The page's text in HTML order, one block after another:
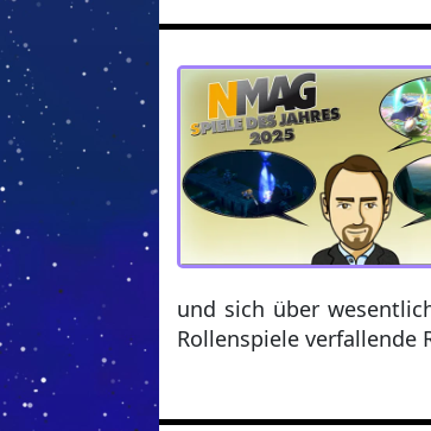
und sich über
Rollenspiele verfallende